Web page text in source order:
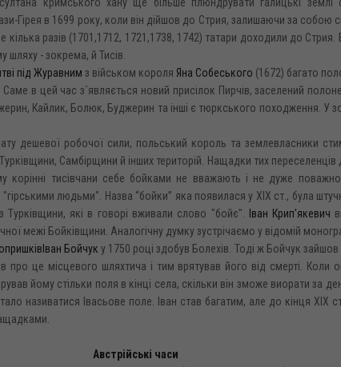
Гірея в 1699 року, коли він дійшов до Стрия, залишаючи за собою
разів (1701,1712, 1721,1738, 1742) татари доходили до Стрия.
шляху - зокрема, й Тисів.
під Журавним з військом короля Яна Собеського (1672) багато
Саме в цей час з`являється новий присілок Пирчів, заселений
Кайлик, Болюк, Буджерин та інші є тюркського походження. У
дешевої робочої сили, польський король та землевласники
Турківщини, Самбірщини й інших територій. Нащадки тих
корінні тисівчани себе бойками не вважають і не дуже
людьми". Назва “бойки” яка появилася у XIX ст., була
Турківщини, які в говорі вживали слово "бойє".
Іван Крип'якевич
межі Бойківщини. Аналогічну думку зустрічаємо у відомій
опришків Іван Бойчук у 1750 році здобув Болехів. Тоді ж Бойчук
про це місцевого шляхтича і тим врятував його від смерті. Коли
йому стільки поля в кінці села, скільки він зможе виорати за
називатися Івасьове поле. Іван став багатим, але до кінця XIX
Австрійські часи